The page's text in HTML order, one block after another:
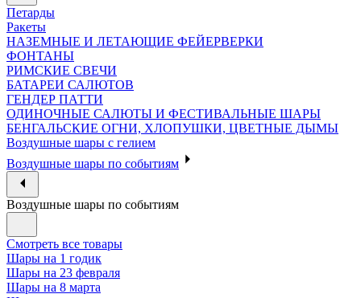
Петарды
Ракеты
НАЗЕМНЫЕ И ЛЕТАЮЩИЕ ФЕЙЕРВЕРКИ
ФОНТАНЫ
РИМСКИЕ СВЕЧИ
БАТАРЕИ САЛЮТОВ
ГЕНДЕР ПАТТИ
ОДИНОЧНЫЕ САЛЮТЫ И ФЕСТИВАЛЬНЫЕ ШАРЫ
БЕНГАЛЬСКИЕ ОГНИ, ХЛОПУШКИ, ЦВЕТНЫЕ ДЫМЫ
Воздушные шары с гелием
Воздушные шары по событиям
Воздушные шары по событиям
Смотреть все товары
Шары на 1 годик
Шары на 23 февраля
Шары на 8 марта